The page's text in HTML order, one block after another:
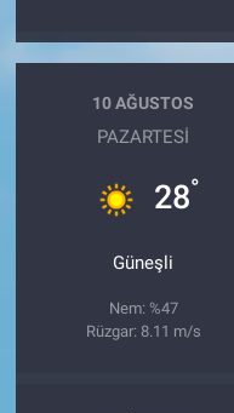
10 AĞUSTOS
PAZARTESI
28°
Güneşli
Nem: %47
Rüzgar: 8.11 m/s